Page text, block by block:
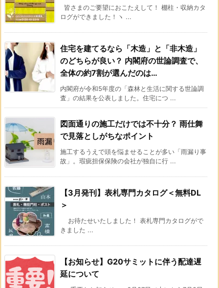
皆さまのご要望におこたえして！ 棚柱・収納カタ
ログができました！ヽ ...
住宅を建てるなら「木造」と「非木造」
のどちらが良い？ 内閣府の世論調査で、
全体の約7割が選んだのは…
内閣府が令和5年度の「森林と生活に関する世論調
査」の結果を公表しました。住宅につ ...
図面通りの施工だけでは不十分？ 雨仕舞
で見落としがちなポイント
施工するうえで頭を悩ませることが多い「雨漏り事
故」。瑕疵担保保険の会社が独自に行 ...
【3月発刊】表札専門カタログ＜無料DL
＞
お待たせいたしました！ 表札専門カタログがで
きました ...
【お知らせ】G20サミットに伴う配達遅
延について